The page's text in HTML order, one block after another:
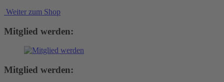
Weiter zum Shop
Mitglied werden:
Mitglied werden: